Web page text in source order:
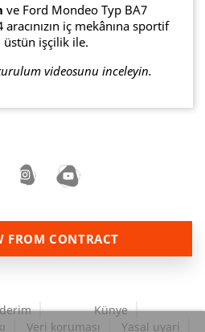
ve Ford Mondeo Typ BA7
iç mekânına sportif
üstün işçilik ile.
videosunu inceleyin.
FROM CONTRACT
Künye
Veri koruması Yasal uyari